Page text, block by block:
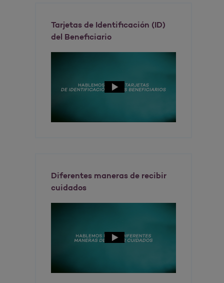
Tarjetas de Identificación (ID)
del Beneficiario
Diferentes maneras de recibir
cuidados